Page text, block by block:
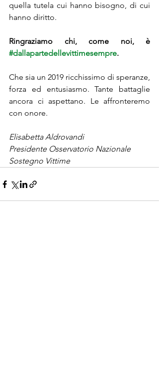
quella tutela cui hanno bisogno, di cui
hanno diritto.
#dallapartedellevittimesempre.
Che sia un 2019 ricchissimo di speranze,
forza ed entusiasmo. Tante battaglie
ancora ci aspettano. Le affronteremo
con onore.
Elisabetta Aldrovandi
Presidente Osservatorio Nazionale
Sostegno Vittime